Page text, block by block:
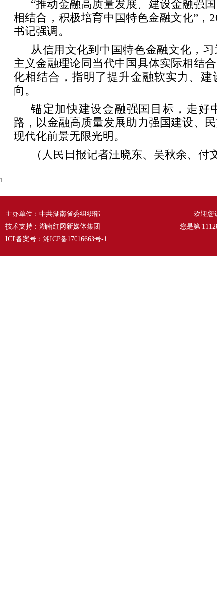
“推动金融高质量发展、建设金融强
相结合，积极培育中国特色金融文化”，
书记强调。
从信用文化到中国特色金融文化，
主义金融理论同当代中国具体实际相结
化相结合，指明了提升金融软实力、建
向。
锚定加快建设金融强国目标，走好
路，以金融高质量发展助力强国建设、
现代化前景无限光明。
（人民日报记者汪晓东、吴秋余、付
1
主办单位：中共湖南省委组织部
技术支持：湖南红网新媒体集团
ICP备案号： 湘ICP备17016663号-1
欢迎您
您是第